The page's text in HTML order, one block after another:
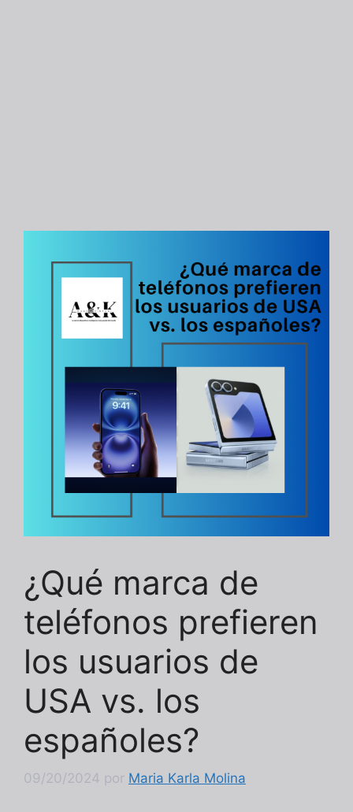
¿Qué marca de
teléfonos prefieren
los usuarios de
USA vs. los
españoles?
09/20/2024 por Maria Karla Molina